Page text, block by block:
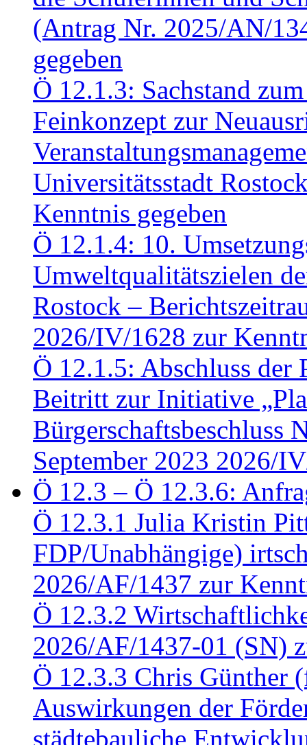
(Antrag Nr. 2025/AN/
gegeben
Ö 12.1.3: Sachstand
Feinkonzept zur
Universitätsstadt
Kenntnis gegeben
Ö 12.1.4: 10.
Umweltqualitätszielen
Rostock –
2026/IV/1628 zur
Ö 12.1.5: Abschluss der
Beitritt zur Initiative
Bürgerschaftsbeschluss
September 2023 2026/
Ö 12.3 – Ö 12.3.6:
Ö 12.3.1 Julia Kristin
FDP/Unabhängige)
2026/AF/1437 zur
Ö 12.3.2
2026/AF/1437-01 (SN)
Ö 12.3.3 Chris Günther
Auswirkungen der
städtebauliche